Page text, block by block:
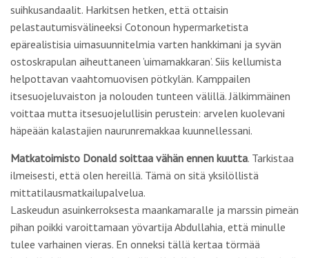
suihkusandaalit. Harkitsen hetken, että ottaisin
pelastautumisvälineeksi Cotonoun hypermarketista
epärealistisia uimasuunnitelmia varten hankkimani ja syvän
ostoskrapulan aiheuttaneen ’uimamakkaran’. Siis kellumista
helpottavan vaahtomuovisen pötkylän. Kamppailen
itsesuojeluvaiston ja nolouden tunteen välillä. Jälkimmäinen
voittaa mutta itsesuojelullisin perustein: arvelen kuolevani
häpeään kalastajien naurunremakkaa kuunnellessani.
Matkatoimisto Donald soittaa vähän ennen kuutta. Tarkistaa
ilmeisesti, että olen hereillä. Tämä on sitä yksilöllistä
mittatilausmatkailupalvelua.
Laskeudun asuinkerroksesta maankamaralle ja marssin pimeän
pihan poikki varoittamaan yövartija Abdullahia, että minulle
tulee varhainen vieras. En onneksi tällä kertaa törmää